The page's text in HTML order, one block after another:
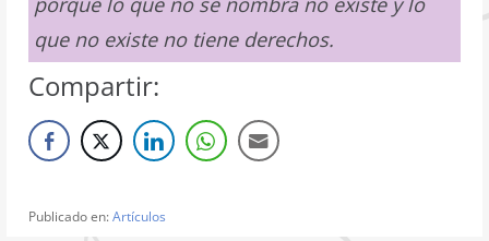
que no existe no tiene derechos.
Compartir:
Publicado en:Artículos